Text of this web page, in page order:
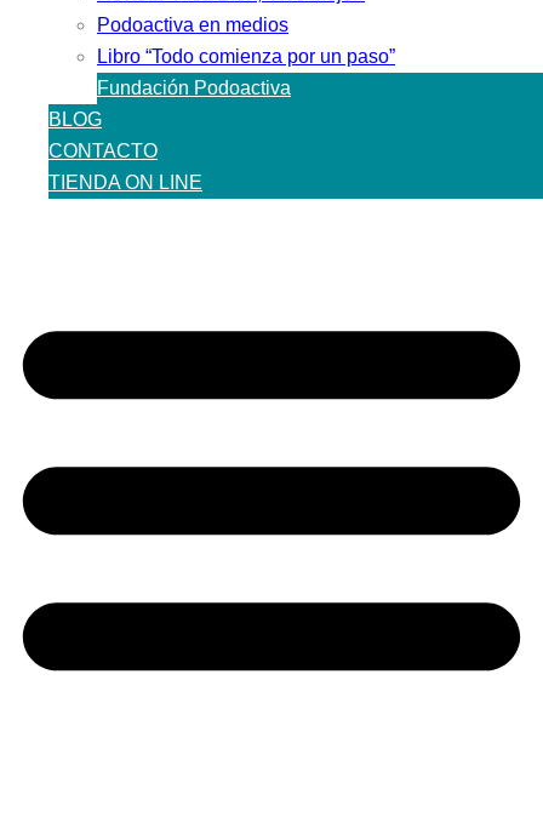
Podoactiva en medios
Libro “Todo comienza por un paso”
Fundación Podoactiva
BLOG
CONTACTO
TIENDA ON LINE